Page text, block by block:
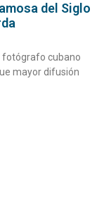
del Siglo
fotógrafo cubano
mayor difusión